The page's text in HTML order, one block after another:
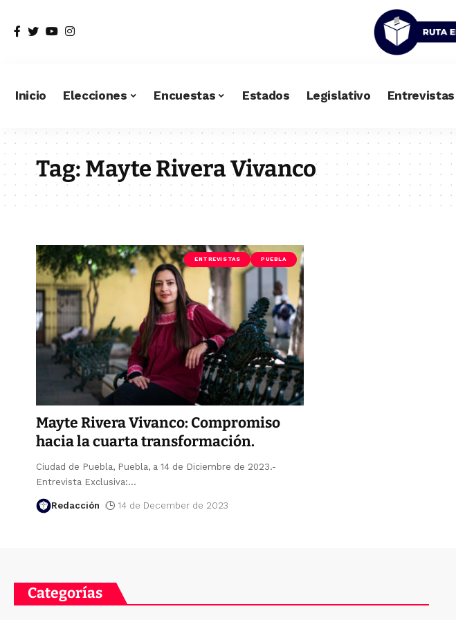
Inicio Elecciones Encuestas Estados Legislativo Entrevistas
Tag: Mayte Rivera Vivanco
ENTREVISTAS PUEBLA
Mayte Rivera Vivanco: Compromiso
hacia la cuarta transformación.
Ciudad de Puebla, Puebla, a 14 de Diciembre de 2023.-
Entrevista Exclusiva:…
Redacción 14 de December de 2023
Categorías